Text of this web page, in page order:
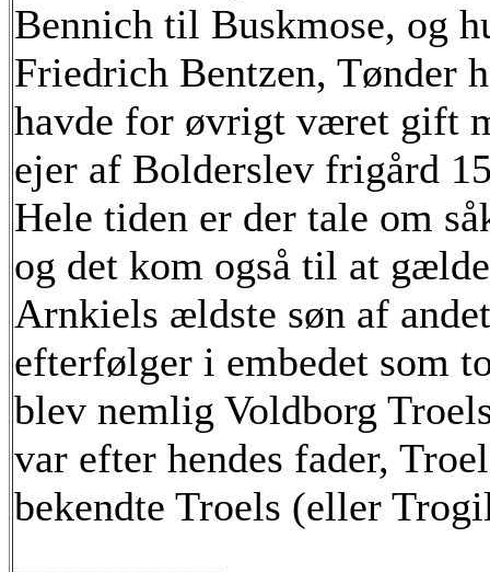
Bennich til Buskmose, og
Friedrich Bentzen, Tønder
havde for øvrigt været gift
ejer af Bolderslev frigård
Hele tiden er der tale om
og det kom også til at
Arnkiels ældste søn af
efterfølger i embedet som
blev nemlig Voldborg
var efter hendes fader,
bekendte Troels (eller